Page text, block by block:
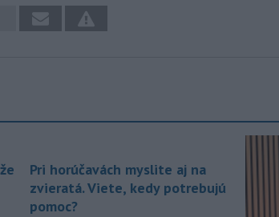
Pri horúčavách myslite aj na
zvieratá. Viete, kedy potrebujú
pomoc?